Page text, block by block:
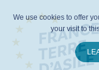
We use cookies to offer
your visit to